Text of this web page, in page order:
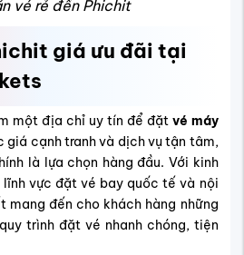
vé rẻ đến Phichit
giá ưu đãi tại
một địa chỉ uy tín để đặt vé máy
giá cạnh tranh và dịch vụ tận tâm,
là lựa chọn hàng đầu. Với kinh
lĩnh vực đặt vé bay quốc tế và nội
mang đến cho khách hàng những
trình đặt vé nhanh chóng, tiện